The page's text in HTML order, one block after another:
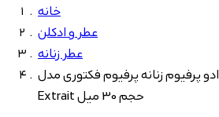
خانه
عطر و ادکلن
عطر زنانه
ادو پرفیوم زنانه پرفیوم فکتوری مدل Baccarat Rouge 540
Extrait حجم 30 میل